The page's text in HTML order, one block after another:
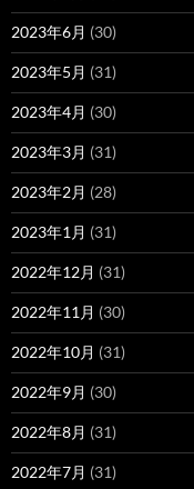
2023年6月 (30)
2023年5月 (31)
2023年4月 (30)
2023年3月 (31)
2023年2月 (28)
2023年1月 (31)
2022年12月 (31)
2022年11月 (30)
2022年10月 (31)
2022年9月 (30)
2022年8月 (31)
2022年7月 (31)